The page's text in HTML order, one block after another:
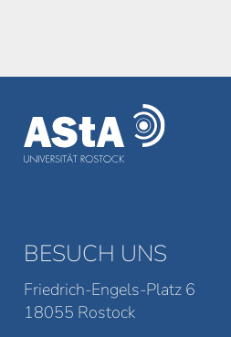
BESUCH UNS
Friedrich-Engels-Platz 6
18055 Rostock